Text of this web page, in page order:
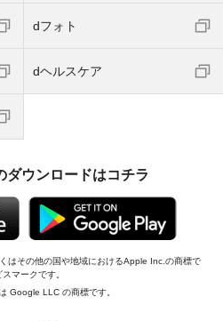
dフォト
dヘルスケア
ダウンロードはコチラ
はその他の国や地域におけるApple Inc.の商標で
マークです。
Google LLC の商標です。